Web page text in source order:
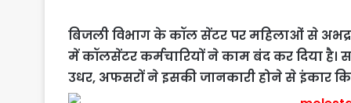
बिजली विभाग के कॉल सेंटर पर महिलाओं से
में कॉलसेंटर कर्मचारियों ने काम बंद कर दिया है।
उधर, अफसरों ने इसकी जानकारी होने से इंकार